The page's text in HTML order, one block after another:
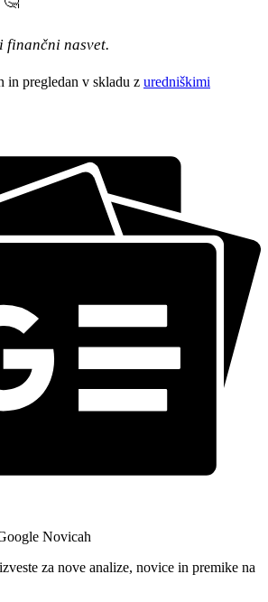
finančni nasvet.
in pregledan v skladu z uredniškimi
Novicah
za nove analize, novice in premike na